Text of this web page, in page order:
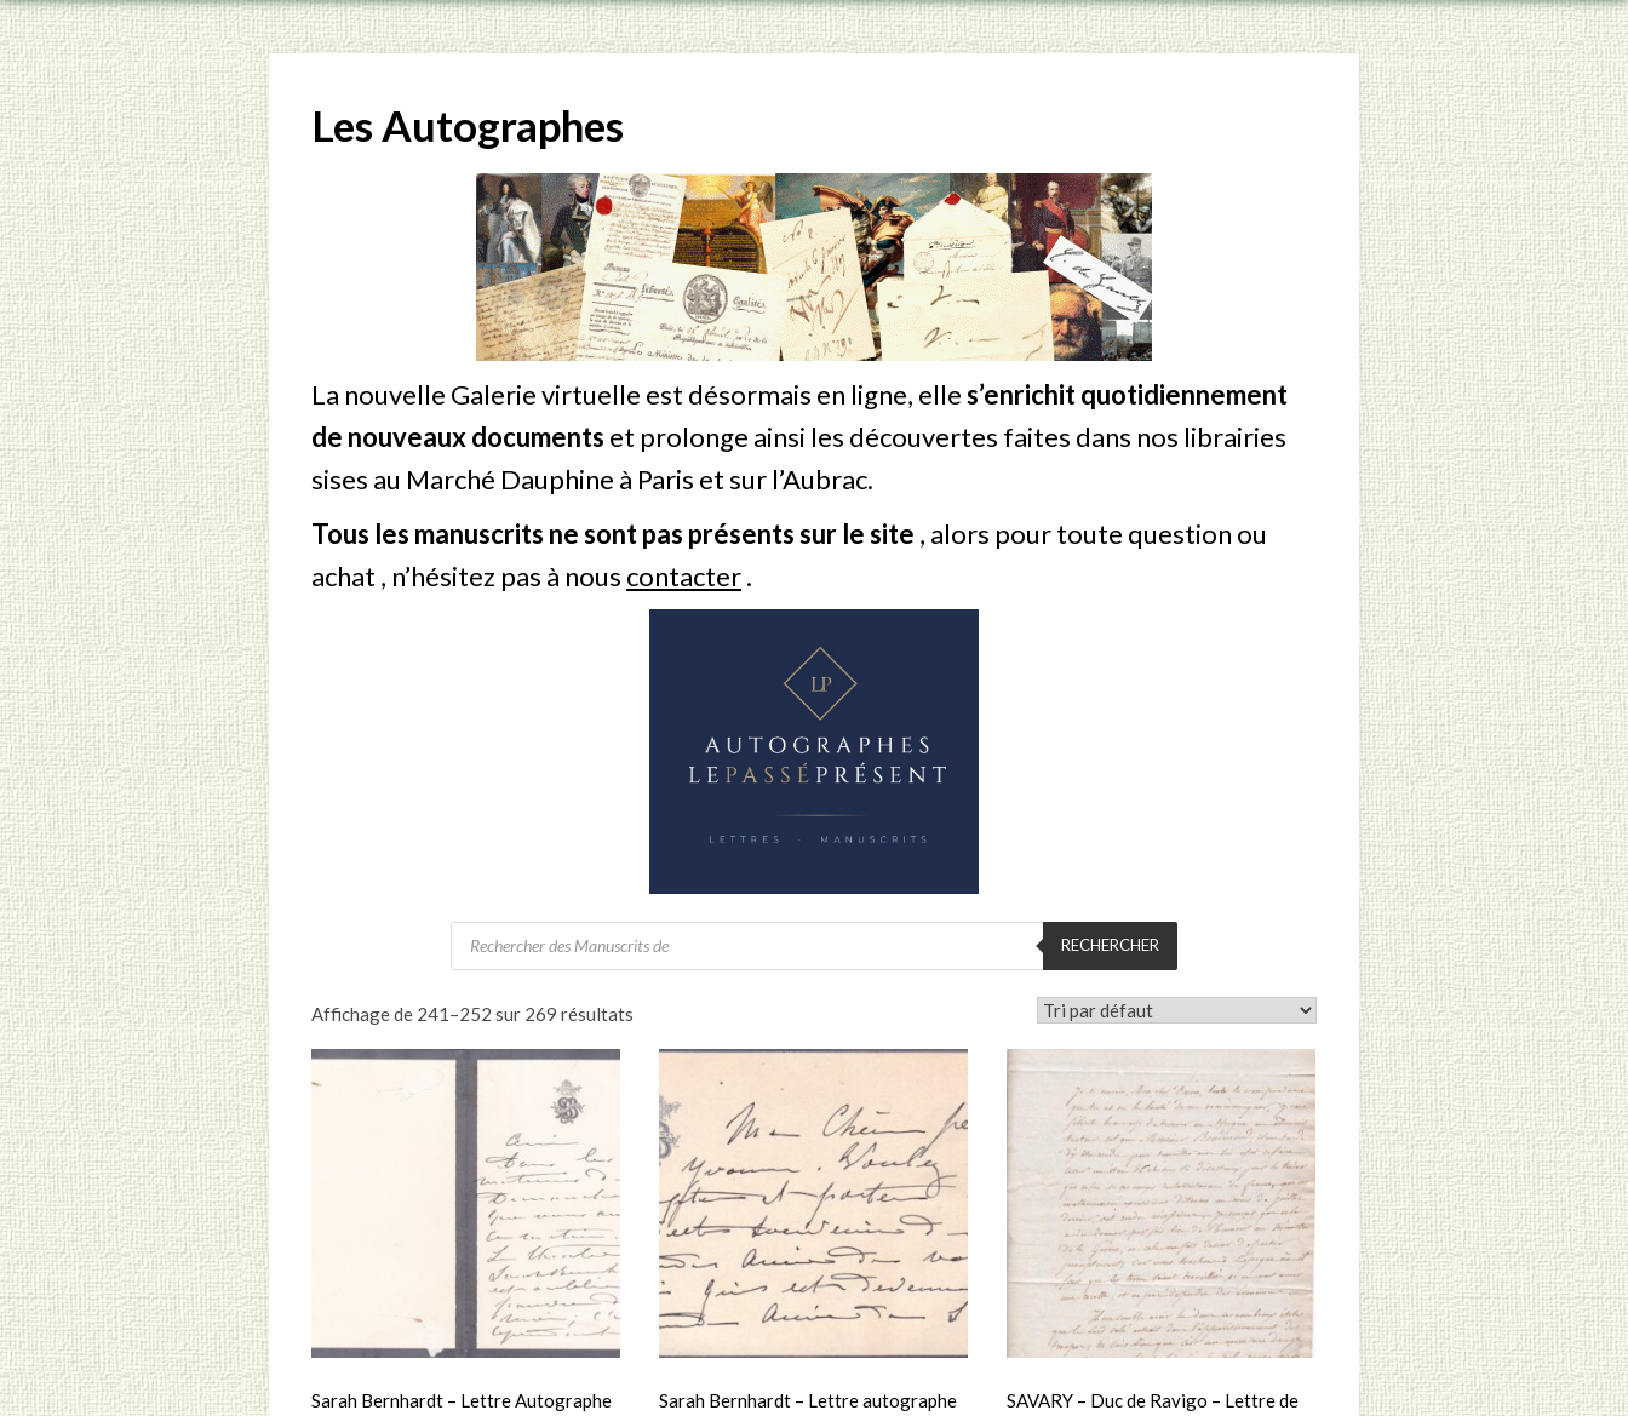
Les Autographes
La nouvelle Galerie virtuelle est désormais en ligne, elles’enrichit quotidiennement
de nouveaux documents et prolonge ainsi les découvertes faites dans nos librairies
sises au Marché Dauphine à Paris et sur l’Aubrac.
Tous les manuscrits ne sont pas présents sur le site , alors pour toute question ou
achat , n’hésitez pas à nous contacter.
Recherche
produits
RECHERCHER
Affichage de 241–252 sur 269 résultats
Sarah Bernhardt – Lettre Autographe
Sarah Bernhardt – Lettre autographe
SAVARY – Duc de Ravigo – Lettre de